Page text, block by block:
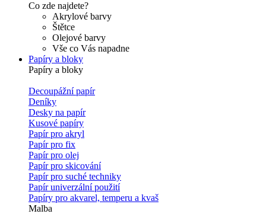
Co zde najdete?
Akrylové barvy
Štětce
Olejové barvy
Vše co Vás napadne
Papíry a bloky
Papíry a bloky
Decoupážní papír
Deníky
Desky na papír
Kusové papíry
Papír pro akryl
Papír pro fix
Papír pro olej
Papír pro skicování
Papír pro suché techniky
Papír univerzální použití
Papíry pro akvarel, temperu a kvaš
Malba